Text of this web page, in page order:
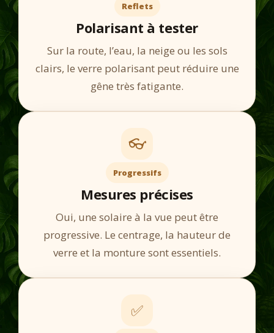
Reflets
Polarisant à tester
Sur la route, l’eau, la neige ou les sols
clairs, le verre polarisant peut réduire une
gêne très fatigante.
👓
Progressifs
Mesures précises
Oui, une solaire à la vue peut être
progressive. Le centrage, la hauteur de
verre et la monture sont essentiels.
✅